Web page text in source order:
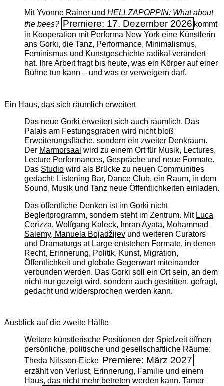
MitYvonne Rainerund HELLZAPOPPIN: What about
the bees? Premiere: 17. Dezember 2026 kommt
in Kooperation mit Performa New York eine Künstlerin
ans Gorki, die Tanz, Performance, Minimalismus,
Feminismus und Kunstgeschichte radikal verändert
hat. Ihre Arbeit fragt bis heute, was ein Körper auf einer
Bühne tun kann – und was er verweigern darf.
Ein Haus, das sich räumlich erweitert
Das neue Gorki erweitert sich auch räumlich. Das
Palais am Festungsgraben wird nicht bloß
Erweiterungsfläche, sondern ein zweiter Denkraum.
Der Marmorsaal wird zu einem Ort für Musik, Lectures,
Lecture Performances, Gespräche und neue Formate.
Das Studiowird als Brücke zu neuen Communities
gedacht: Listening Bar, Dance Club, ein Raum, in dem
Sound, Musik und Tanz neue Öffentlichkeiten einladen.
Das öffentliche Denken ist im Gorki nicht
Begleitprogramm, sondern steht im Zentrum. Mit Luca
Cerizza, Wolfgang Kaleck, Imran Ayata, Mohammad
Salemy, Manuela Bojadžijevund weiteren Curators
und Dramaturgs at Large entstehen Formate, in denen
Recht, Erinnerung, Politik, Kunst, Migration,
Öffentlichkeit und globale Gegenwart miteinander
verbunden werden. Das Gorki soll ein Ort sein, an dem
nicht nur gezeigt wird, sondern auch gestritten, gefragt,
gedacht und widersprochen werden kann.
Ausblick auf die zweite Hälfte
Weitere künstlerische Positionen der Spielzeit öffnen
persönliche, politische und gesellschaftliche Räume:
Theda Nilsson-Eicke Premiere: März 2027
erzählt von Verlust, Erinnerung, Familie und einem
Haus, das nicht mehr betreten werden kann. Tamer